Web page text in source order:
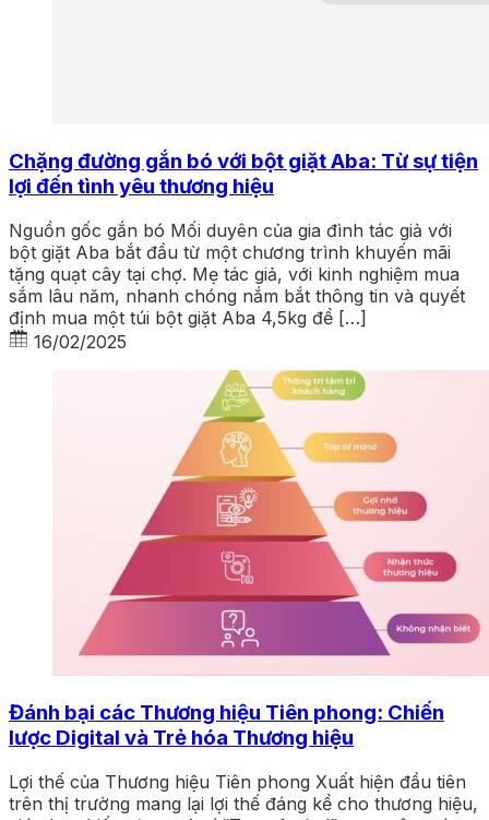
Chặng đường gắn bó với bột giặt Aba: Từ sự tiện
lợi đến tình yêu thương hiệu
Nguồn gốc gắn bó Mối duyên của gia đình tác giả với
bột giặt Aba bắt đầu từ một chương trình khuyến mãi
tặng quạt cây tại chợ. Mẹ tác giả, với kinh nghiệm mua
sắm lâu năm, nhanh chóng nắm bắt thông tin và quyết
định mua một túi bột giặt Aba 4,5kg để […]
16/02/2025
Đánh bại các Thương hiệu Tiên phong: Chiến
lược Digital và Trẻ hóa Thương hiệu
Lợi thế của Thương hiệu Tiên phong Xuất hiện đầu tiên
trên thị trường mang lại lợi thế đáng kể cho thương hiệu,